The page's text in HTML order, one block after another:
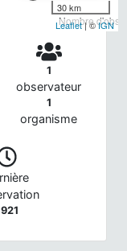
Nombre
30 km
Leaflet| ©IGN
1
observateur
1
organisme